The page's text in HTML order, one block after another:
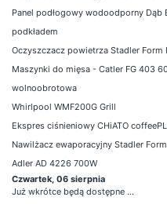
Panel podłogowy wodoodporny Dąb
podkładem
Oczyszczacz powietrza Stadler Form
Maszynki do mięsa - Catler FG 403
wolnoobrotowa
Whirlpool WMF200G Grill
Ekspres ciśnieniowy CHiATO
Nawilżacz ewaporacyjny Stadler
Adler AD 4226 700W
Czwartek, 06 sierpnia
Już wkrótce będą dostępne ...